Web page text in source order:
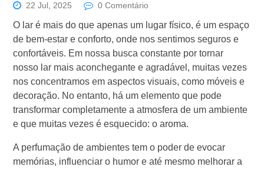
22 Jul, 2025 0 Comentário
O lar é mais do que apenas um lugar físico, é um espaço
de bem-estar e conforto, onde nos sentimos seguros e
confortáveis. Em nossa busca constante por tornar
nosso lar mais aconchegante e agradável, muitas vezes
nos concentramos em aspectos visuais, como móveis e
decoração. No entanto, há um elemento que pode
transformar completamente a atmosfera de um ambiente
e que muitas vezes é esquecido: o aroma.
A perfumação de ambientes tem o poder de evocar
memórias, influenciar o humor e até mesmo melhorar a